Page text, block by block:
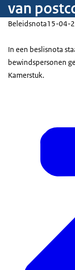
van
Beleidsnota15-04-
In een beslisnota
bewindspersonen
Kamerstuk.